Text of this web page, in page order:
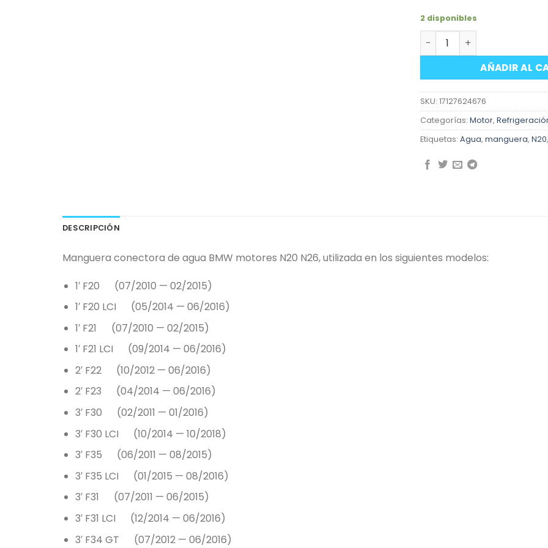
2 disponibles
Manguera conectora agua
AÑADIR AL
SKU: 17127624676
Categorías: Motor,
Etiquetas: Agua, manguera, N20,
DESCRIPCIÓN
Manguera conectora de agua BMW motores N20 N26, utilizada en los siguientes modelos:
1′ F20 (07/2010 — 02/2015)
1′ F20 LCI (05/2014 — 06/2016)
1′ F21 (07/2010 — 02/2015)
1′ F21 LCI (09/2014 — 06/2016)
2′ F22 (10/2012 — 06/2016)
2′ F23 (04/2014 — 06/2016)
3′ F30 (02/2011 — 01/2016)
3′ F30 LCI (10/2014 — 10/2018)
3′ F35 (06/2011 — 08/2015)
3′ F35 LCI (01/2015 — 08/2016)
3′ F31 (07/2011 — 06/2015)
3′ F31 LCI (12/2014 — 06/2016)
3′ F34 GT (07/2012 — 06/2016)